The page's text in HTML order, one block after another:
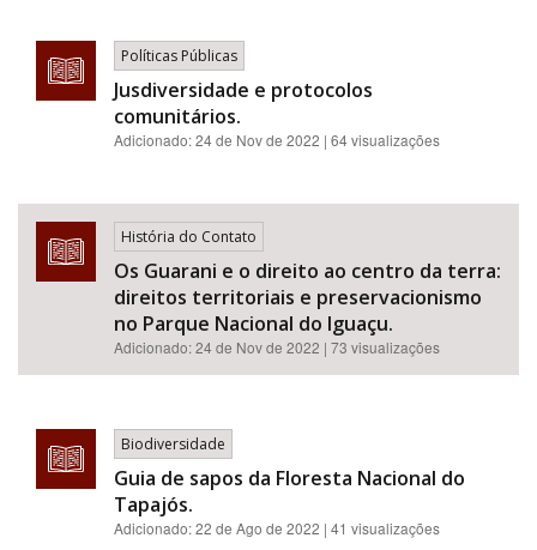
Políticas Públicas
Jusdiversidade e protocolos
comunitários.
Adicionado:24 de Nov de 2022 | 64 visualizações
História do Contato
Os Guarani e o direito ao centro da terra:
direitos territoriais e preservacionismo
no Parque Nacional do Iguaçu.
Adicionado:24 de Nov de 2022 | 73 visualizações
Biodiversidade
Guia de sapos da Floresta Nacional do
Tapajós.
Adicionado:22 de Ago de 2022 | 41 visualizações